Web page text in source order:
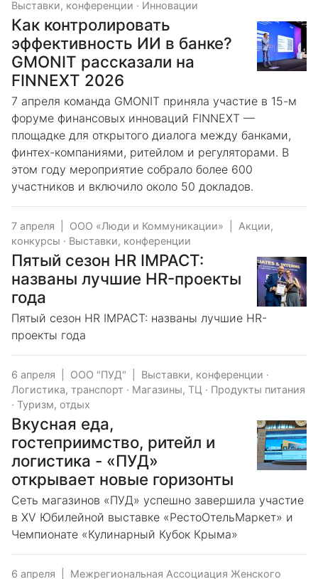
Выставки, конференции · Инновации
Как контролировать
эффективность ИИ в банке?
GMONIT рассказали на
FINNEXT 2026
7 апреля команда GMONIT приняла участие в 15-м
форуме финансовых инноваций FINNEXT —
площадке для открытого диалога между банками,
финтех-компаниями, ритейлом и регуляторами. В
этом году мероприятие собрало более 600
участников и включило около 50 докладов.
7 апреля ООО «Люди и Коммуникации»
Акции,
конкурсы · Выставки, конференции
Пятый сезон HR IMPACT:
названы лучшие HR-проекты
года
Пятый сезон HR IMPACT: названы лучшие HR-
проекты года
6 апреля ООО "ПУД" Выставки, конференции ·
Логистика, транспорт · Магазины, ТЦ · Продукты питания
· Туризм, отдых
Вкусная еда,
гостеприимство, ритейл и
логистика - «ПУД»
открывает новые горизонты
Сеть магазинов «ПУД» успешно завершила участие
в XV Юбилейной выставке «РестоОтельМаркет» и
Чемпионате «Кулинарный Кубок Крыма»
6 апреля
Межрегиональная Ассоциация Женского